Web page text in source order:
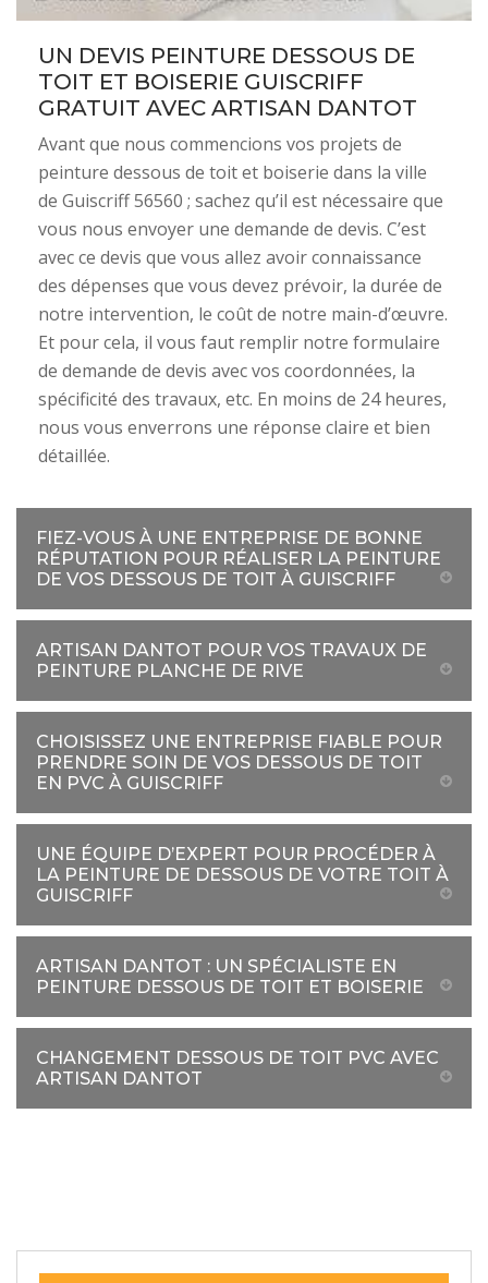
UN DEVIS PEINTURE DESSOUS DE
TOIT ET BOISERIE GUISCRIFF
GRATUIT AVEC ARTISAN DANTOT
Avant que nous commencions vos projets de
peinture dessous de toit et boiserie dans la ville
de Guiscriff 56560 ; sachez qu’il est nécessaire que
vous nous envoyer une demande de devis. C’est
avec ce devis que vous allez avoir connaissance
des dépenses que vous devez prévoir, la durée de
notre intervention, le coût de notre main-d’œuvre.
Et pour cela, il vous faut remplir notre formulaire
de demande de devis avec vos coordonnées, la
spécificité des travaux, etc. En moins de 24 heures,
nous vous enverrons une réponse claire et bien
détaillée.
FIEZ-VOUS À UNE ENTREPRISE DE BONNE
RÉPUTATION POUR RÉALISER LA PEINTURE
DE VOS DESSOUS DE TOIT À GUISCRIFF
ARTISAN DANTOT POUR VOS TRAVAUX DE
PEINTURE PLANCHE DE RIVE
CHOISISSEZ UNE ENTREPRISE FIABLE POUR
PRENDRE SOIN DE VOS DESSOUS DE TOIT
EN PVC À GUISCRIFF
UNE ÉQUIPE D’EXPERT POUR PROCÉDER À
LA PEINTURE DE DESSOUS DE VOTRE TOIT À
GUISCRIFF
ARTISAN DANTOT : UN SPÉCIALISTE EN
PEINTURE DESSOUS DE TOIT ET BOISERIE
CHANGEMENT DESSOUS DE TOIT PVC AVEC
ARTISAN DANTOT